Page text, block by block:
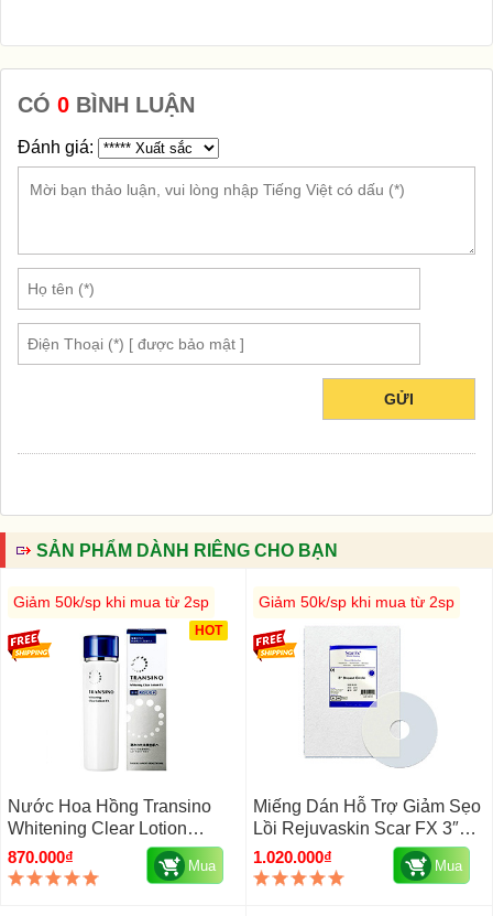
CÓ 0 BÌNH LUẬN
Đánh giá:
GỬI
SẢN PHẨM DÀNH RIÊNG CHO BẠN
HOT
Giảm 50k/sp khi mua từ 2sp
Nước Hoa Hồng Transino
Whitening Clear Lotion
150ml Nhật Bản
870.000₫ Mua
Giảm 50k/sp khi mua từ 2sp
Miếng Dán Hỗ Trợ Giảm Sẹo
Lồi Rejuvaskin Scar FX 3″
Breast Circle Của Mỹ, Tròn
1.020.000₫ Mua